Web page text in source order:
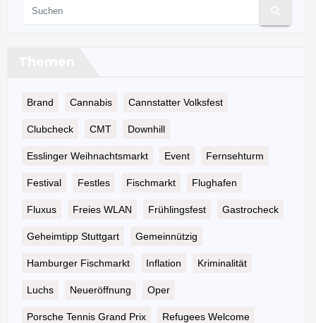
Brand Cannabis Cannstatter Volksfest
Clubcheck CMT Downhill
Esslinger Weihnachtsmarkt Event Fernsehturm
Festival Festles Fischmarkt Flughafen
Fluxus Freies WLAN Frühlingsfest Gastrocheck
Geheimtipp Stuttgart Gemeinnützig
Hamburger Fischmarkt Inflation Kriminalität
Luchs Neueröffnung Oper
Porsche Tennis Grand Prix Refugees Welcome